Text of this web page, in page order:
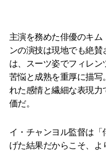
主演を務めた俳優のキム
ンの演技は現地でも絶
は、スーツ姿でフィレ
苦悩と成熟を重厚に描写
れた感情と繊細な表現
価だ。
イ・チャンヨル監督は
げた結果だからこそ、